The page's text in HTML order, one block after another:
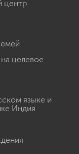
центр
целевое
языке и
Индия